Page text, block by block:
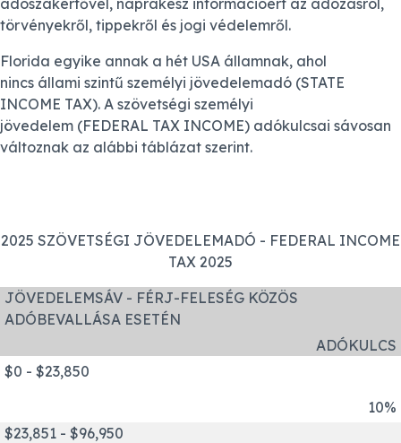
adószakértővel, naprakész információért az adózásról,
törvényekről, tippekről és jogi védelemről.
Florida egyike annak a hét USA államnak, ahol
nincs állami szintű személyi jövedelemadó (STATE
INCOME TAX). A szövetségi személyi
jövedelem (FEDERAL TAX INCOME) adókulcsai sávosan
változnak az alábbi táblázat szerint.
2025 SZÖVETSÉGI JÖVEDELEMADÓ - FEDERAL INCOME
TAX 2025
JÖVEDELEMSÁV - FÉRJ-FELESÉG KÖZÖS
ADÓBEVALLÁSA ESETÉN
ADÓKULCS
$0 - $23,850
10%
$23,851 - $96,950